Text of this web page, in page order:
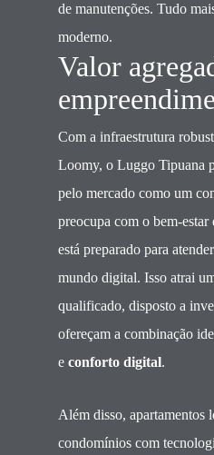
de manutenções. Tudo
moderno.
Valor
Com a infraestrutura
Loomy, o Luggo Tipuana
pelo mercado como um
preocupa com o bem-estar
está preparado para
mundo digital. Isso atrai
qualificado, disposto a
ofereçam a combinação
e conforto digital.
Além disso, apartamentos
condomínios com